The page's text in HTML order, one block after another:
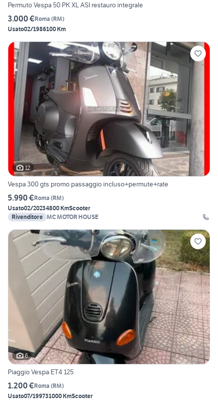
Permuto Vespa 50 PK XL ASI restauro integrale
3.000 €Roma (RM)
Usato02/1986100 Km
12
Vespa 300 gts promo passaggio incluso+permute+rate
5.990 €Roma (RM)
Usato02/20234800 KmScooter
Rivenditore MC MOTOR HOUSE
6
Piaggio Vespa ET4 125
1.200 €Roma (RM)
Usato07/199731000 KmScooter